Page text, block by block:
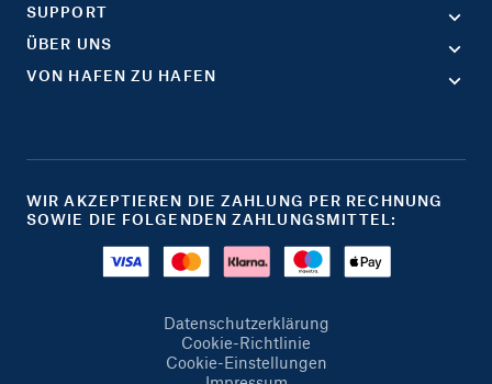
SUPPORT
ÜBER UNS
VON HAFEN ZU HAFEN
WIR AKZEPTIEREN DIE ZAHLUNG PER RECHNUNG
SOWIE DIE FOLGENDEN ZAHLUNGSMITTEL:
Datenschutzerklärung
Cookie-Richtlinie
Cookie-Einstellungen